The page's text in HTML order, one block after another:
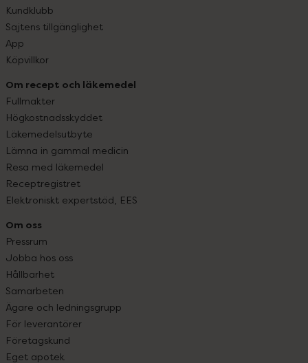
Kundklubb
Sajtens tillgänglighet
App
Köpvillkor
Om recept och läkemedel
Fullmakter
Högkostnadsskyddet
Läkemedelsutbyte
Lämna in gammal medicin
Resa med läkemedel
Receptregistret
Elektroniskt expertstöd, EES
Om oss
Pressrum
Jobba hos oss
Hållbarhet
Samarbeten
Ägare och ledningsgrupp
För leverantörer
Företagskund
Eget apotek